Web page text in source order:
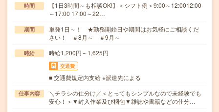
時間
【1日3時間～も相談OK!】＜シフト例＞9:00～12:0012:00
～17:00 17:00～22…
期間
単発1日～！ ★勤務開始日や期間はお気軽にご相談くだ
さい！ ＃8月～ ＃9月～
時給 時給1,200円～1,625円
交通費
■ 交通費規定内支給 ※派遣先による
仕事内容
＼チラシの仕分け／＜とってもシンプルなので未経験でも
安心！＞▼封入作業及び梱包▼雑誌や書籍などの仕分…